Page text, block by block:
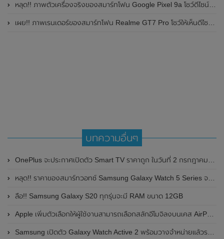
หลุด!! ภาพตัวเครื่องจริงของสมาร์ทโฟน Google Pixel 9a โชว์ดีไซน์ใหม่ กล้องหลังแบนราบ ไม่มีกรอบของกล้องแล้ว
เผย!! ภาพเรนเดอร์ของสมาร์ทโฟน Realme GT7 Pro โชว์ให้เห็นดีไซน์ใหม่ พร้อมเผยรายละเอียดสเปกที่สำคัญบางส่วน
บทความอื่นๆ
OnePlus จะประกาศเปิดตัว Smart TV ราคาถูก ในวันที่ 2 กรกฎาคม 2020 นี้
หลุด!! ราคาของสมาร์ทวอทช์ Samsung Galaxy Watch 5 Series จะมีราคาแพงกว่ารุ่นก่อนเล็กน้อย
ลือ!! Samsung Galaxy S20 ทุกรุ่นจะมี RAM ขนาด 12GB
Apple เพิ่มตัวเลือกให้ผู้ใช้งานสามารถเลือกสลักอีโมจิลงบนเคส AirPods ได้แล้ว
Samsung เปิดตัว Galaxy Watch Active 2 พร้อมวางจำหน่ายแล้วราคาเริ่มต้น 9,900 บาท